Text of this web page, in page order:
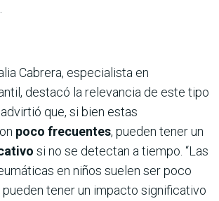
Cabrera, especialista en
destacó la relevancia de este tipo
que, si bien estas
poco frecuentes, pueden tener un
si no se detectan a tiempo. “Las
en niños suelen ser poco
tener un impacto significativo